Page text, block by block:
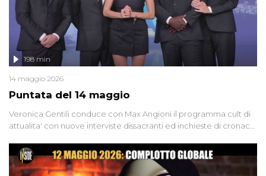
Puntata del 14 maggio
198 min
14 maggio 2026
Veronica Gentili conduce con Max Angioni il programma cult di
attualita' con nuove interviste dissacranti ed inchieste di cronaca